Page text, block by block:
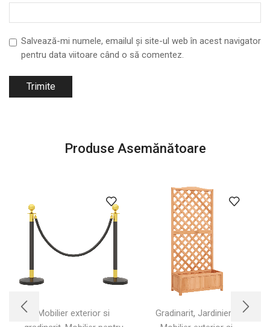
Salvează-mi numele, emailul și site-ul web în acest navigator
pentru data viitoare când o să comentez.
Produse Asemănătoare
Mobilier exterior si
Gradinarit, Jardiniere